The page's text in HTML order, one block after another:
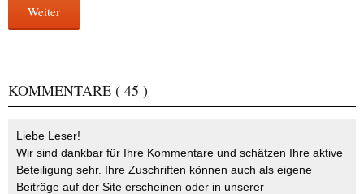
Weiter
KOMMENTARE ( 45 )
Liebe Leser!
Wir sind dankbar für Ihre Kommentare und schätzen Ihre aktive
Beteiligung sehr. Ihre Zuschriften können auch als eigene
Beiträge auf der Site erscheinen oder in unserer